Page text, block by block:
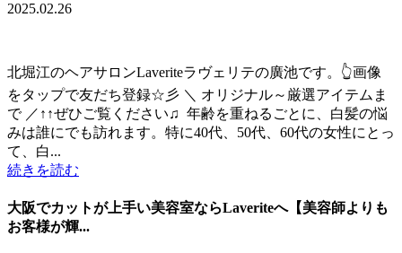
2025.02.26
北堀江のヘアサロンLaveriteラヴェリテの廣池です。👆画像
をタップで友だち登録☆彡 ＼ オリジナル～厳選アイテムま
で ／↑↑ぜひご覧ください♫ 年齢を重ねるごとに、白髪の悩
みは誰にでも訪れます。特に40代、50代、60代の女性にとっ
て、白...
続きを読む
大阪でカットが上手い美容室ならLaveriteへ【美容師よりも
お客様が輝...